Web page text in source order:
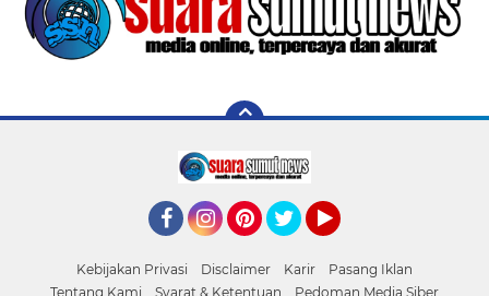
Kebijakan Privasi Disclaimer Karir
Pasang Iklan
Tentang Kami
Syarat & Ketentuan Pedoman Media Siber